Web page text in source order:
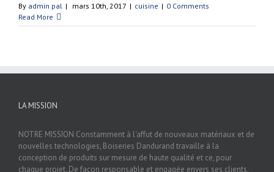
By admin pal | mars 10th, 2017 | cuisine | 0 Comments
Read More
LA MISSION
NOTRE MISSION Constamment à l'affut de nouveaux matériaux et de
nouvelles technologies, Boiseries Dandurand travaille à la
conception de produits sur mesure de haute qualité et ce, pour
chaque projet. De façon responsable et engagée envers ses clients,